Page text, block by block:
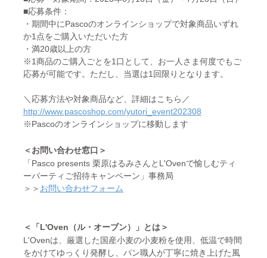
■応募条件：
・期間中にPascoのオンラインショップで対象商品いずれ
か1点をご購入いただいた方
・満20歳以上の方
※1商品のご購入ごとを1口として、お一人さま何度でもご
応募が可能です。ただし、当選は1回限りとなります。
＼応募方法や対象商品など、詳細はこちら／
http://www.pascoshop.com/yutori_event202308
※Pascoのオンラインショップに移動します
＜お問い合わせ窓口＞
「Pasco presents 栗原はるみさんとL'Ovenで愉しむティ
ーパーティご招待キャンペーン」事務局
＞＞ お問い合わせフォーム
＜「L'Oven（ル・オーブン）」とは＞
L'Ovenは、厳選した国産小麦の小麦粉を使用、低温で時間
をかけてゆっくり発酵し、パン職人が丁寧に焼き上げた風